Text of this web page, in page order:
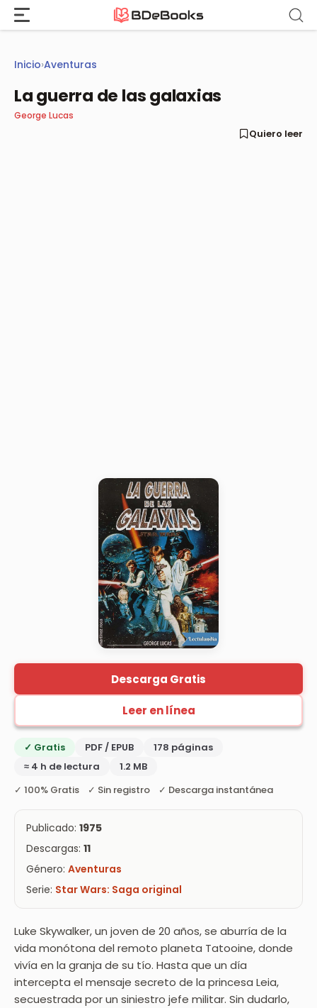
Saltar
contenido
Inicio›Aventuras
La guerra de las galaxias
George Lucas
Quiero leer
Descarga Gratis
Leer en línea
✓ Gratis PDF / EPUB
178 páginas
≈ 4 h de lectura
1.2 MB
✓ 100% Gratis ✓ Sin registro ✓ Descarga instantánea
Publicado: 1975
Descargas: 11
Género: Aventuras
Serie: Star Wars: Saga original
Luke Skywalker, un joven de 20 años, se aburría de la
vida monótona del remoto planeta Tatooine, donde
vivía en la granja de su tío. Hasta que un día
intercepta el mensaje secreto de la princesa Leia,
secuestrada por un siniestro jefe militar. Sin dudarlo,